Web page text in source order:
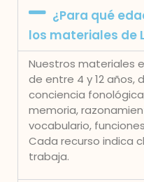
¿Para qué
los materiales de
Nuestros materiales
de entre 4 y 12 años,
conciencia
memoria,
vocabulario,
Cada recurso indica
trabaja.